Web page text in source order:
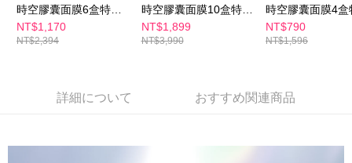
時空膠囊面膜6盒特惠
組
NT$1,170
NT$2,394
時空膠囊面膜10盒特惠
組
NT$1,899
NT$3,990
時空膠囊面膜4盒
組
NT$790
NT$1,596
詳細について おすすめ関連商品